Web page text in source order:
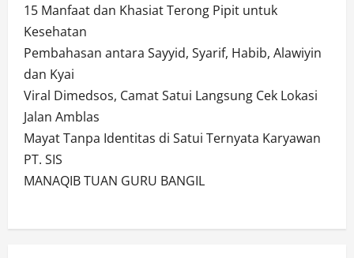
15 Manfaat dan Khasiat Terong Pipit untuk
Kesehatan
Pembahasan antara Sayyid, Syarif, Habib, Alawiyin
dan Kyai
Viral Dimedsos, Camat Satui Langsung Cek Lokasi
Jalan Amblas
Mayat Tanpa Identitas di Satui Ternyata Karyawan
PT. SIS
MANAQIB TUAN GURU BANGIL